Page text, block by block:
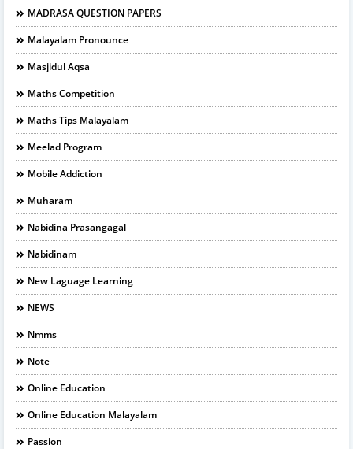
MADRASA QUESTION PAPERS
Malayalam Pronounce
Masjidul Aqsa
Maths Competition
Maths Tips Malayalam
Meelad Program
Mobile Addiction
Muharam
Nabidina Prasangagal
Nabidinam
New Laguage Learning
NEWS
Nmms
Note
Online Education
Online Education Malayalam
Passion